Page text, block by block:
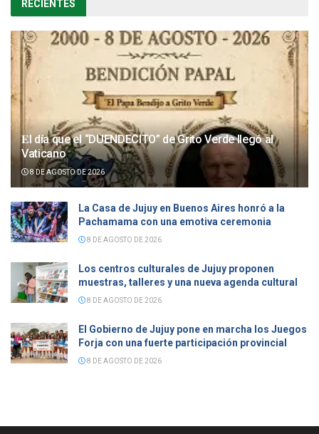
RECIENTES
𝐄l día que el “DUENDECITO” de Grito Verde llegó al
Vaticano
8 DE AGOSTO DE 2026
La Casa de Jujuy en Buenos Aires honró a la
Pachamama con una emotiva ceremonia
8 DE AGOSTO DE 2026
Los centros culturales de Jujuy proponen
muestras, talleres y una nueva agenda cultural
8 DE AGOSTO DE 2026
El Gobierno de Jujuy pone en marcha los Juegos
Forja con una fuerte participación provincial
8 DE AGOSTO DE 2026